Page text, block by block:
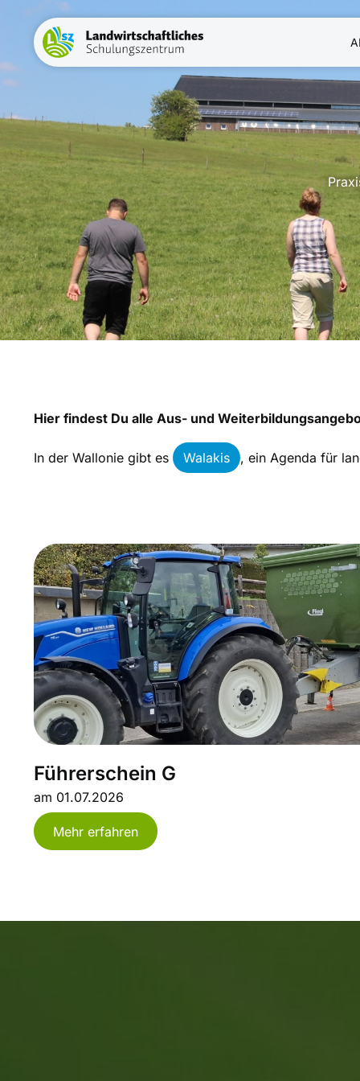
Landwirtschaftliches
Hier findest Du alle Aus- und
In der Wallonie gibt es Walakis , ein Agenda für
Führerschein G
am 01.07.2026
Mehr erfahren